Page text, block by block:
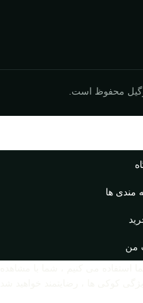
محفوظ است.
مندی ها
من